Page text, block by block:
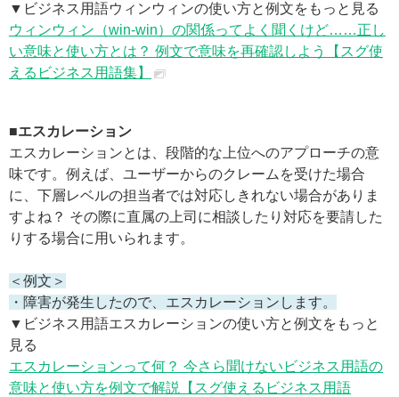
▼ビジネス用語ウィンウィンの使い方と例文をもっと見る
ウィンウィン（win-win）の関係ってよく聞くけど……正し
い意味と使い方とは？ 例文で意味を再確認しよう【スグ使
えるビジネス用語集】
■エスカレーション
エスカレーションとは、段階的な上位へのアプローチの意
味です。例えば、ユーザーからのクレームを受けた場合
に、下層レベルの担当者では対応しきれない場合がありま
すよね？ その際に直属の上司に相談したり対応を要請した
りする場合に用いられます。
＜例文＞
・障害が発生したので、エスカレーションします。
▼ビジネス用語エスカレーションの使い方と例文をもっと
見る
エスカレーションって何？ 今さら聞けないビジネス用語の
意味と使い方を例文で解説【スグ使えるビジネス用語